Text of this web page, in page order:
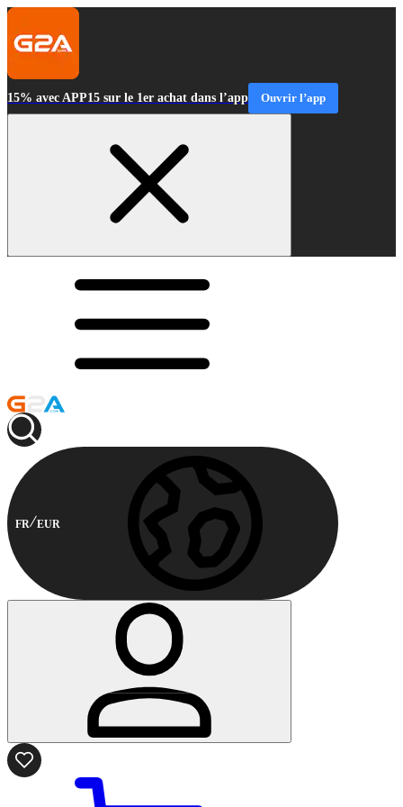
15% avec APP15 sur le 1er achat dans l’app Ouvrir l’app
FR EUR